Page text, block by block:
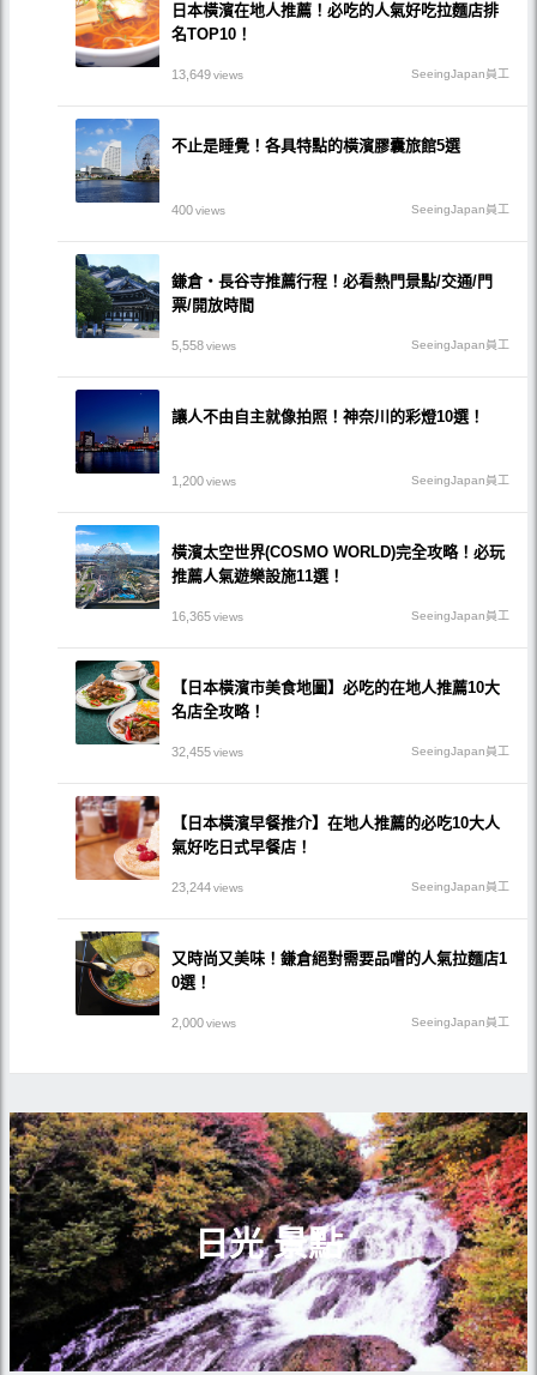
日本橫濱在地人推薦！必吃的人氣好吃拉麵店排
名TOP10！
13,649views SeeingJapan員工
不止是睡覺！各具特點的橫濱膠囊旅館5選
400views SeeingJapan員工
鎌倉・長谷寺推薦行程！必看熱門景點/交通/門
票/開放時間
5,558views SeeingJapan員工
讓人不由自主就像拍照！神奈川的彩燈10選！
1,200views SeeingJapan員工
橫濱太空世界(COSMO WORLD)完全攻略！必玩
推薦人氣遊樂設施11選！
16,365views SeeingJapan員工
【日本橫濱市美食地圖】必吃的在地人推薦10大
名店全攻略！
32,455views SeeingJapan員工
【日本橫濱早餐推介】在地人推薦的必吃10大人
氣好吃日式早餐店！
23,244views SeeingJapan員工
又時尚又美味！鎌倉絕對需要品嚐的人氣拉麵店1
0選！
2,000views SeeingJapan員工
日光 景點